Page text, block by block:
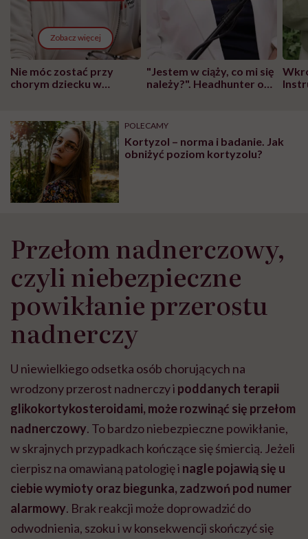
Zobacz więcej
Nie móc zostać przy
chorym dziecku w
może chyba tylko
głupota i brak
wyobraźni"
"Jestem w ciąży, co mi się
należy?". Headhunter o
pracy
POLECAMY
Kortyzol – norma i badanie. Jak
obniżyć poziom kortyzolu?
Przełom nadnerczowy,
czyli niebezpieczne
powikłanie przerostu
nadnerczy
U niewielkiego odsetka osób chorujących na
wrodzony przerost nadnerczy i poddanych terapii
glikokortykosteroidami, może rozwinąć się przełom
nadnerczowy. To bardzo niebezpieczne powikłanie,
w skrajnych przypadkach kończące się śmiercią. Jeżeli
cierpisz na omawianą patologię i nagle pojawią się u
ciebie wymioty oraz biegunka, zadzwoń pod numer
alarmowy. Brak reakcji może doprowadzić do
odwodnienia, szoku i w konsekwencji skończyć się